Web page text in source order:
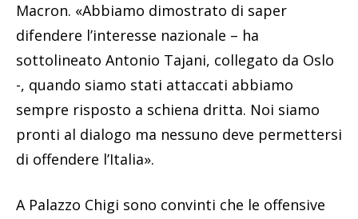
Macron. «Abbiamo dimostrato di saper
difendere l’interesse nazionale – ha
sottolineato Antonio Tajani, collegato da Oslo
-, quando siamo stati attaccati abbiamo
sempre risposto a schiena dritta. Noi siamo
pronti al dialogo ma nessuno deve permettersi
di offendere l’Italia».
A Palazzo Chigi sono convinti che le offensive